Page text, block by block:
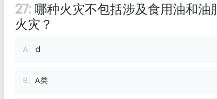
27: 哪种火灾不包括涉及食用油和油
火灾？
A. d
B. A类